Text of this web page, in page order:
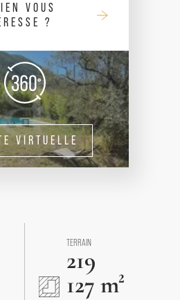
VOUS
?
VIRTUELLE
TERRAIN
219
127 m²